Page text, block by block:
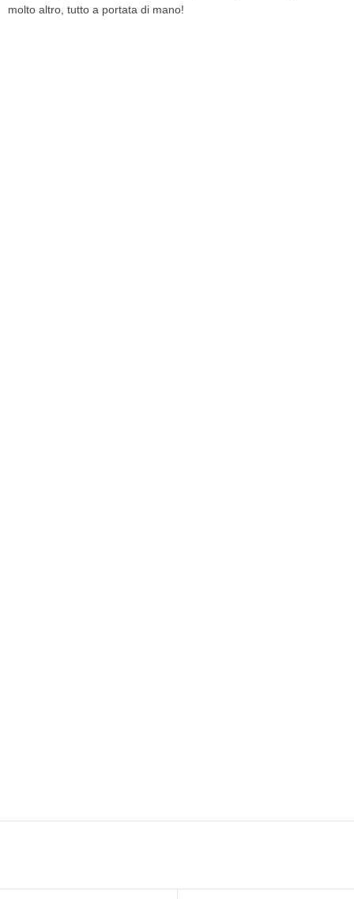
molto altro, tutto a portata di mano!